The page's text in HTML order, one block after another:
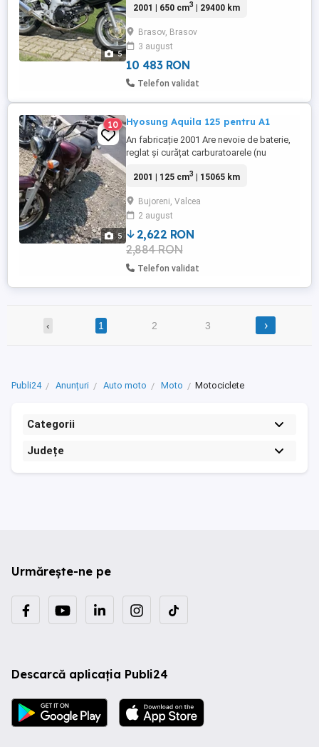
5
fără lăzi Ulei filtru schimbat Lanț pinioane
29400
2001 | 650 cm3 | 29400 km
Brasov, Brasov
3 august
10 483 RON
Telefon validat
5
10 Hyosung Aquila 125 pentru A1
An fabricație 2001 Are nevoie de baterie,
reglat și curățat carburatoarele (nu
reparatii estetice. A stat nefolosit de cel
2001 | 125 cm3 | 15065 km
Bujoreni, Valcea
2 august
2,622 RON
2,884 RON
Telefon validat
‹ 1 2 3 ›
Publi24 Anunțuri Auto moto Moto Motociclete
Categorii
Județe
Urmărește-ne pe
Descarcă aplicația Publi24